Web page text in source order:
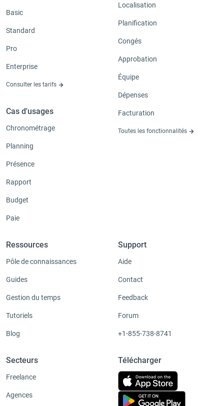
Basic
Standard
Pro
Enterprise
Consulter les tarifs
Cas d'usages
Chronométrage
Planning
Présence
Rapport
Budget
Paie
Localisation
Planification
Congés
Approbation
Équipe
Dépenses
Facturation
Toutes les fonctionnalités
Ressources
Pôle de connaissances
Guides
Gestion du temps
Tutoriels
Blog
Secteurs
Freelance
Agences
Support
Aide
Contact
Feedback
Forum
+1-855-738-8741
Télécharger